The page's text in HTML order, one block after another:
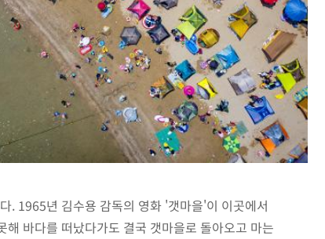
. 1965년 김수용 감독의 영화 '갯마을'이 이곳에서
바다를 떠났다가도 결국 갯마을로 돌아오고 마는